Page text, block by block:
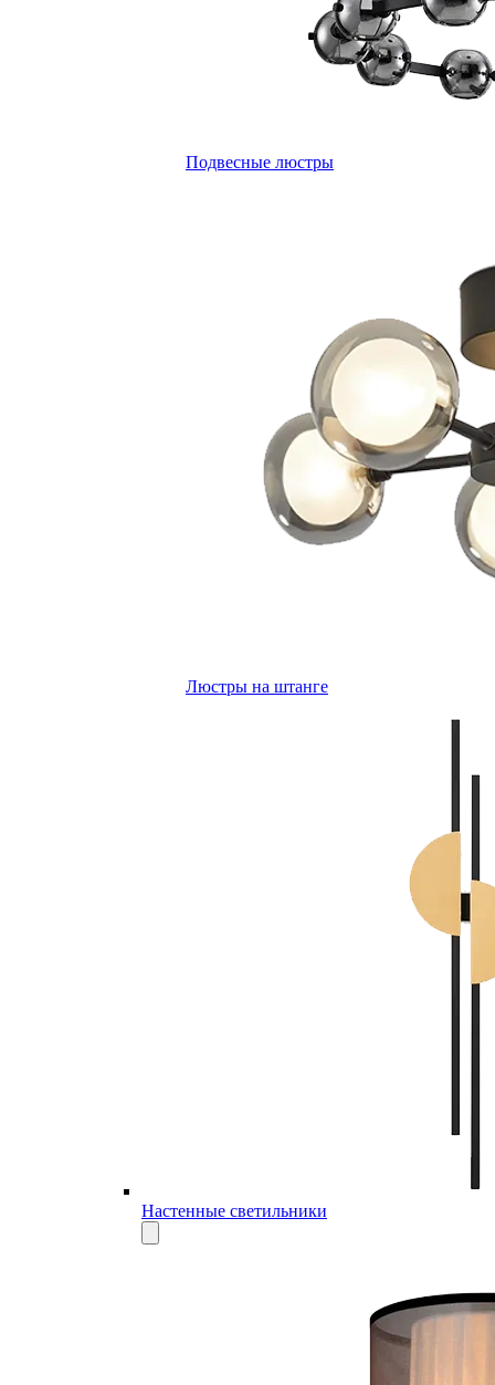
Подвесные люстры
Люстры на штанге
Настенные светильники